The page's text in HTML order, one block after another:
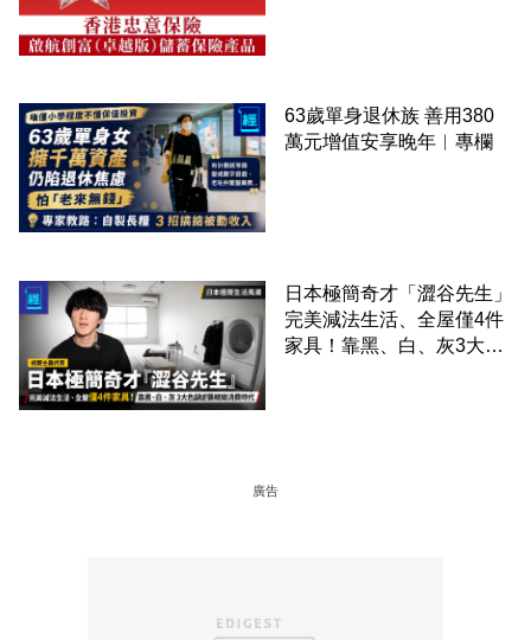
63歲單身退休族 善用380
萬元增值安享晚年︳專欄
日本極簡奇才「澀谷先生」
完美減法生活、全屋僅4件
家具！靠黑、白、灰3大色
廣告